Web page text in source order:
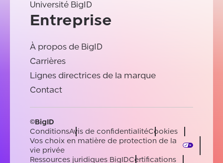
Université BigID
Entreprise
À propos de BigID
Carrières
Lignes directrices de la marque
Contact
©BigID
ConditionsAvis de confidentialitéCookies
Vos choix en matière de protection de la
vie privée
Ressources juridiques BigIDCertifications